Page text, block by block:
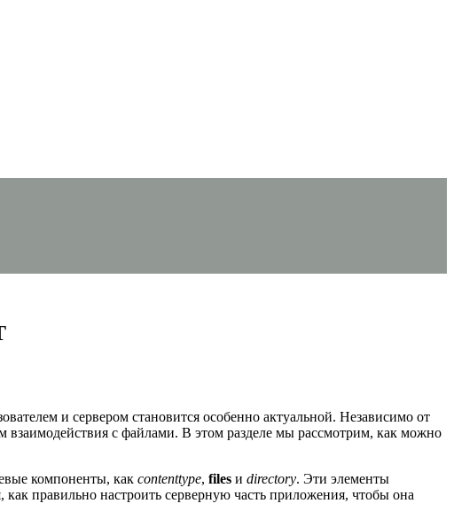
и сервером становится особенно актуальной. Независимо от
взаимодействия с файлами. В этом разделе мы рассмотрим, как можно
компоненты, как contenttype, files и directory. Эти элементы
как правильно настроить серверную часть приложения, чтобы она